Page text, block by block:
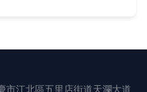
市江北區五里店街道天瀾大道